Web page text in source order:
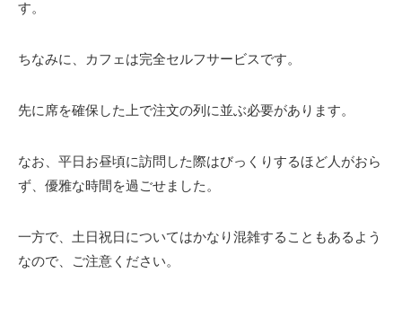
す。
ちなみに、カフェは完全セルフサービスです。
先に席を確保した上で注文の列に並ぶ必要があります。
なお、平日お昼頃に訪問した際はびっくりするほど人がおら
ず、優雅な時間を過ごせました。
一方で、土日祝日についてはかなり混雑することもあるよう
なので、ご注意ください。